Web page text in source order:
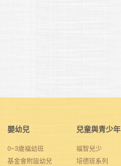
嬰幼兒
0~3歲福幼班
基金會附設幼兒
兒童與青少年
福智兒少
培德班系列